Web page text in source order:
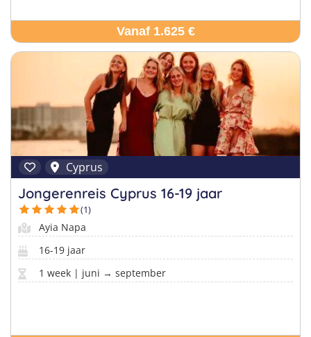
Vanaf 1.625 €
Cyprus
Jongerenreis Cyprus 16-19 jaar
(1)
Ayia Napa
16-19 jaar
1 week | juni → september